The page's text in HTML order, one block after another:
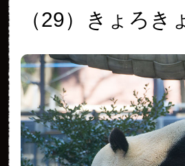
（29） きょろき